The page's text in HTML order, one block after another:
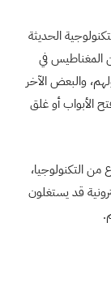
الحديثة
المغناطيس في
والبعض الآخر
الأبواب أو غلق
من التكنولوجيا،
قد يستغلون